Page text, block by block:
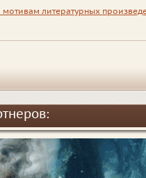
мотивам литературных